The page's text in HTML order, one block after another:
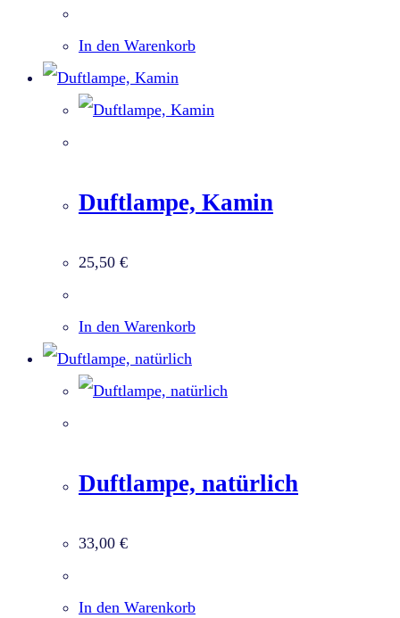
In den Warenkorb
Duftlampe, Kamin
25,50 €
In den Warenkorb
Duftlampe, natürlich
33,00 €
In den Warenkorb